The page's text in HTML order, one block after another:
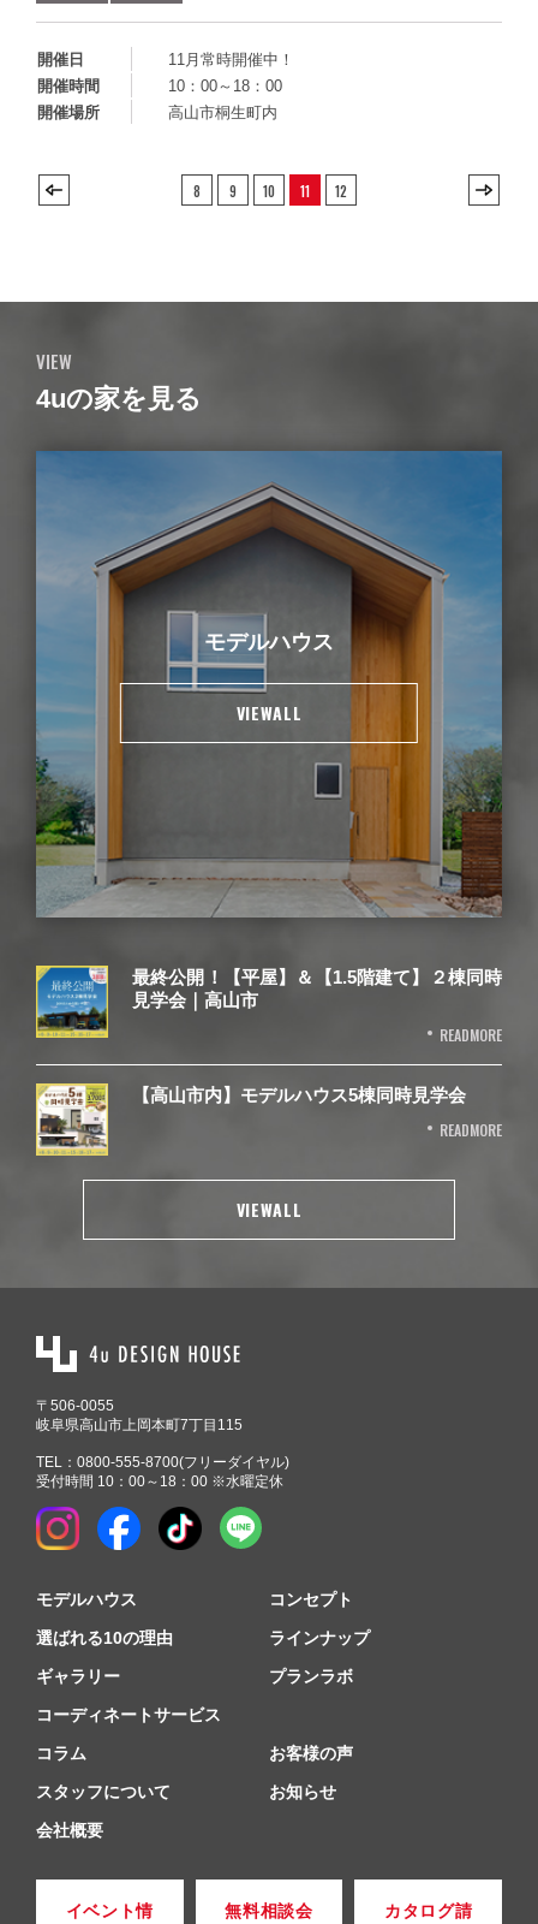
開催日
11月常時開催中！
開催時間
10：00～18：00
開催場所
高山市桐生町内
8 9 10 11 12
VIEW
4uの家を見る
モデルハウス
VIEWALL
最終公開！【平屋】＆【1.5階建て】２棟同時
見学会｜高山市
READMORE
【高山市内】モデルハウス5棟同時見学会
READMORE
VIEWALL
〒506-0055
岐阜県高山市上岡本町7丁目115
TEL： 0800-555-8700(フリーダイヤル)
受付時間 10：00～18：00 ※水曜定休
モデルハウス
コンセプト
選ばれる10の理由
ラインナップ
ギャラリー
プランラボ
コーディネートサービス
コラム
お客様の声
スタッフについて
お知らせ
会社概要
イベント情
無料相談会
カタログ請